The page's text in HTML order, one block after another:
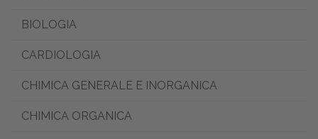
BIOLOGIA
CARDIOLOGIA
CHIMICA GENERALE E INORGANICA
CHIMICA ORGANICA